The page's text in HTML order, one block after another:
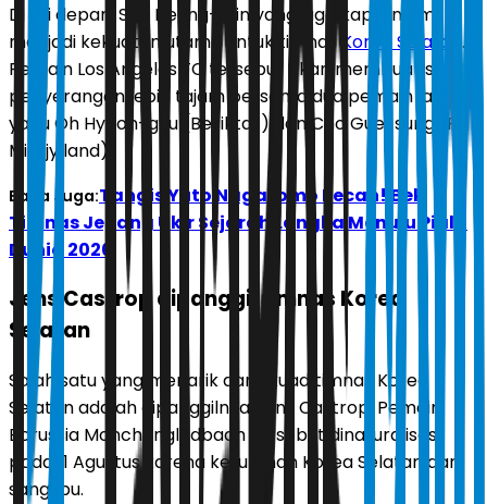
Di lini depan, Son Heung-min yang juga kapten tim
menjadi kekuatan utama untuk timnas Korea Selatan .
Pemain Los Angeles FC tersebut akan membuat sisi
penyerangan lebih tajam bersama dua pemain lainnya
yaitu Oh Hyeon-gyu (Besiktas) dan Cho Gue-sung (FC
Midtjylland).
Baca Juga:Tangis Yuto Nagatomo Pecah! Bek
Timnas Jepang Ukir Sejarah Langka Menuju Piala
Dunia 2026
Jens Castrop dipanggil timnas Korea
Selatan
Salah satu yang menarik dari skuad timnas Korea
Selatan adalah dipanggilnya Jens Castrop. Pemain
Borussia Monchengladbach tersebut dinaturalisasi
pada 11 Agustus karena keturunan Korea Selatan dari
sang Ibu.